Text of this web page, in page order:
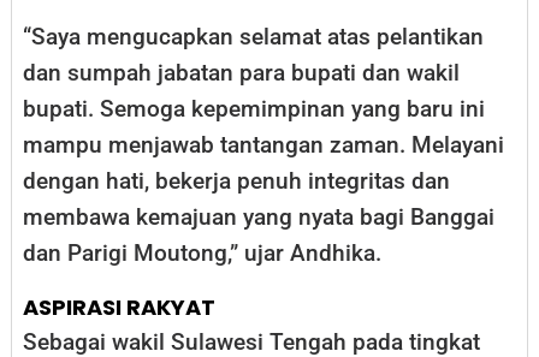
“Saya mengucapkan selamat atas pelantikan
dan sumpah jabatan para bupati dan wakil
bupati. Semoga kepemimpinan yang baru ini
mampu menjawab tantangan zaman. Melayani
dengan hati, bekerja penuh integritas dan
membawa kemajuan yang nyata bagi Banggai
dan Parigi Moutong,” ujar Andhika.
ASPIRASI RAKYAT
Sebagai wakil Sulawesi Tengah pada tingkat